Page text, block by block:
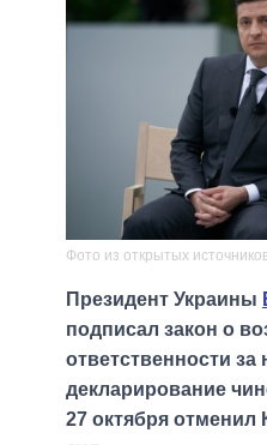
Фото из открытых
Президент Украины
подписал закон о
ответственности за
декларирование
27 октября